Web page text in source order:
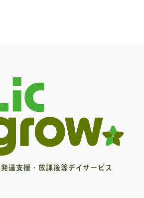
達支援・放課後等デイサービス